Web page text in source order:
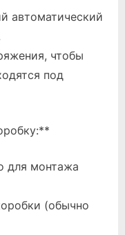
автоматический
чтобы
под
для монтажа
(обычно